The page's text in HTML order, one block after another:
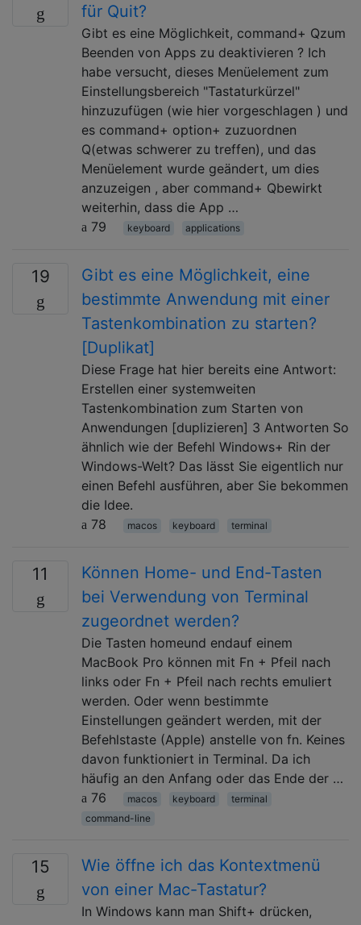
für Quit?
Gibt es eine Möglichkeit, command+ Qzum
Beenden von Apps zu deaktivieren ? Ich
habe versucht, dieses Menüelement zum
Einstellungsbereich "Tastaturkürzel"
hinzuzufügen (wie hier vorgeschlagen ) und
es command+ option+ zuzuordnen
Q(etwas schwerer zu treffen), und das
Menüelement wurde geändert, um dies
anzuzeigen , aber command+ Qbewirkt
weiterhin, dass die App …
79
keyboard applications
19
Gibt es eine Möglichkeit, eine
bestimmte Anwendung mit einer
Tastenkombination zu starten?
[Duplikat]
Diese Frage hat hier bereits eine Antwort:
Erstellen einer systemweiten
Tastenkombination zum Starten von
Anwendungen [duplizieren] 3 Antworten So
ähnlich wie der Befehl Windows+ Rin der
Windows-Welt? Das lässt Sie eigentlich nur
einen Befehl ausführen, aber Sie bekommen
die Idee.
78
macos keyboard terminal
11
Können Home- und End-Tasten
bei Verwendung von Terminal
zugeordnet werden?
Die Tasten homeund endauf einem
MacBook Pro können mit Fn + Pfeil nach
links oder Fn + Pfeil nach rechts emuliert
werden. Oder wenn bestimmte
Einstellungen geändert werden, mit der
Befehlstaste (Apple) anstelle von fn. Keines
davon funktioniert in Terminal. Da ich
häufig an den Anfang oder das Ende der …
76
macos keyboard
terminal
command-line
15
Wie öffne ich das Kontextmenü
von einer Mac-Tastatur?
In Windows kann man Shift+ drücken,